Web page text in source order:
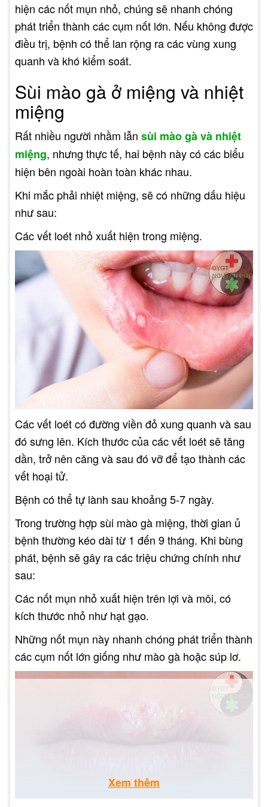
hiện các nốt mụn nhỏ, chúng sẽ nhanh chóng
phát triển thành các cụm nốt lớn. Nếu không được
điều trị, bệnh có thể lan rộng ra các vùng xung
quanh và khó kiểm soát.
Sùi mào gà ở miệng và nhiệt
miệng
Rất nhiều người nhầm lẫn sùi mào gà và nhiệt
miệng, nhưng thực tế, hai bệnh này có các biểu
hiện bên ngoài hoàn toàn khác nhau.
Khi mắc phải nhiệt miệng, sẽ có những dấu hiệu
như sau:
Các vết loét nhỏ xuất hiện trong miệng.
Các vết loét có đường viền đỏ xung quanh và sau
đó sưng lên. Kích thước của các vết loét sẽ tăng
dần, trở nên căng và sau đó vỡ để tạo thành các
vết hoại tử.
Bệnh có thể tự lành sau khoảng 5-7 ngày.
Trong trường hợp sùi mào gà miệng, thời gian ủ
bệnh thường kéo dài từ 1 đến 9 tháng. Khi bùng
phát, bệnh sẽ gây ra các triệu chứng chính như
sau:
Các nốt mụn nhỏ xuất hiện trên lợi và môi, có
kích thước nhỏ như hạt gạo.
Những nốt mụn này nhanh chóng phát triển thành
các cụm nốt lớn giống như mào gà hoặc súp lơ.
Xem thêm